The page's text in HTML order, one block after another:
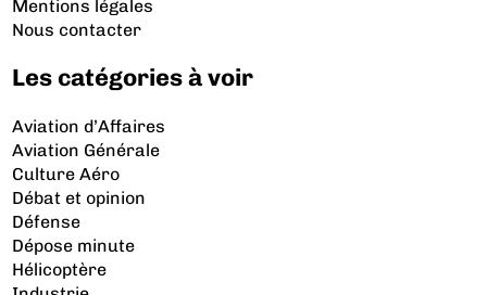
Mentions légales
Nous contacter
Les catégories à voir
Aviation d’Affaires
Aviation Générale
Culture Aéro
Débat et opinion
Défense
Dépose minute
Hélicoptère